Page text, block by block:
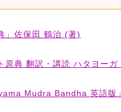
」佐保田 鶴治 (著)
原典 翻訳・講読 ハタヨー
Mudra Bandha 英語